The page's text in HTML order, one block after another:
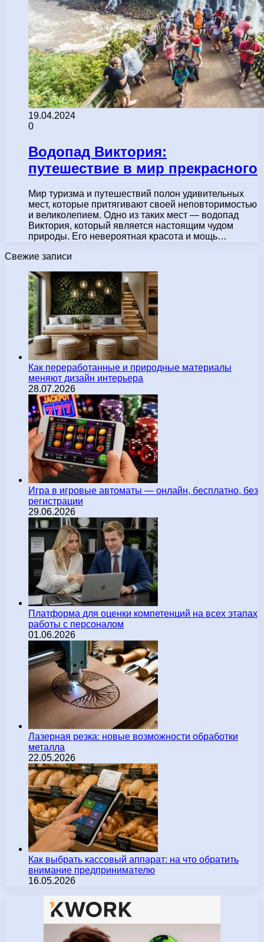
19.04.2024
0
Водопад Виктория:
путешествие в мир прекрасного
Мир туризма и путешествий полон удивительных
мест, которые притягивают своей неповторимостью
и великолепием. Одно из таких мест — водопад
Виктория, который является настоящим чудом
природы. Его невероятная красота и мощь…
Свежие записи
Как переработанные и природные материалы
меняют дизайн интерьера
28.07.2026
Игра в игровые автоматы — онлайн, бесплатно, без
регистрации
29.06.2026
Платформа для оценки компетенций на всех этапах
работы с персоналом
01.06.2026
Лазерная резка: новые возможности обработки
металла
22.05.2026
Как выбрать кассовый аппарат: на что обратить
внимание предпринимателю
16.05.2026